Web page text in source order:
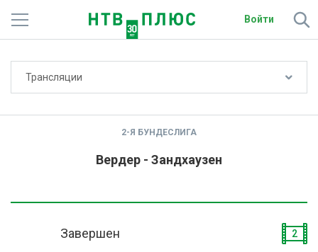
Войти
Трансляции
2-Я БУНДЕСЛИГА
Вердер - Зандхаузен
Завершен 2